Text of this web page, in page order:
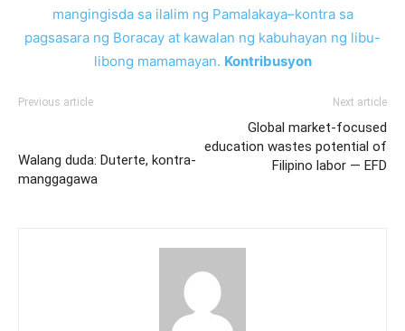
mangingisda sa ilalim ng Pamalakaya–kontra sa
pagsasara ng Boracay at kawalan ng kabuhayan ng libu-
libong mamamayan. Kontribusyon
Previous article
Walang duda: Duterte, kontra-
manggagawa
Next article
Global market-focused
education wastes potential of
Filipino labor — EFD